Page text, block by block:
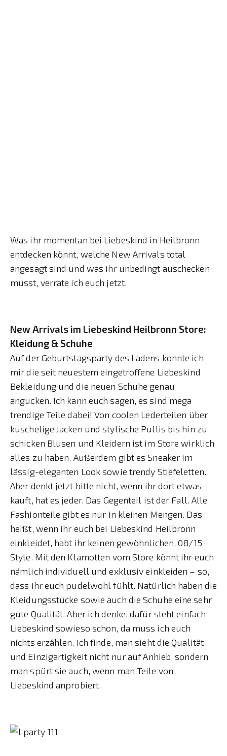
Was ihr momentan bei Liebeskind in Heilbronn
entdecken könnt, welche New Arrivals total
angesagt sind und was ihr unbedingt auschecken
müsst, verrate ich euch jetzt.
New Arrivals im Liebeskind Heilbronn Store:
Kleidung & Schuhe
Auf der Geburtstagsparty des Ladens konnte ich
mir die seit neuestem eingetroffene Liebeskind
Bekleidung und die neuen Schuhe genau
angucken. Ich kann euch sagen, es sind mega
trendige Teile dabei! Von coolen Lederteilen über
kuschelige Jacken und stylische Pullis bis hin zu
schicken Blusen und Kleidern ist im Store wirklich
alles zu haben. Außerdem gibt es Sneaker im
lässig-eleganten Look sowie trendy Stiefeletten.
Aber denkt jetzt bitte nicht, wenn ihr dort etwas
kauft, hat es jeder. Das Gegenteil ist der Fall. Alle
Fashionteile gibt es nur in kleinen Mengen. Das
heißt, wenn ihr euch bei Liebeskind Heilbronn
einkleidet, habt ihr keinen gewöhnlichen, 08/15
Style. Mit den Klamotten vom Store könnt ihr euch
nämlich individuell und exklusiv einkleiden – so,
dass ihr euch pudelwohl fühlt. Natürlich haben die
Kleidungsstücke sowie auch die Schuhe eine sehr
gute Qualität. Aber ich denke, dafür steht einfach
Liebeskind sowieso schon, da muss ich euch
nichts erzählen. Ich finde, man sieht die Qualität
und Einzigartigkeit nicht nur auf Anhieb, sondern
man spürt sie auch, wenn man Teile von
Liebeskind anprobiert.